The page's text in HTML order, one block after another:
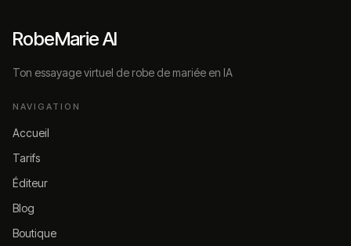
RobeMarie AI
Ton essayage virtuel de robe de mariée en IA
NAVIGATION
Accueil
Tarifs
Éditeur
Blog
Boutique